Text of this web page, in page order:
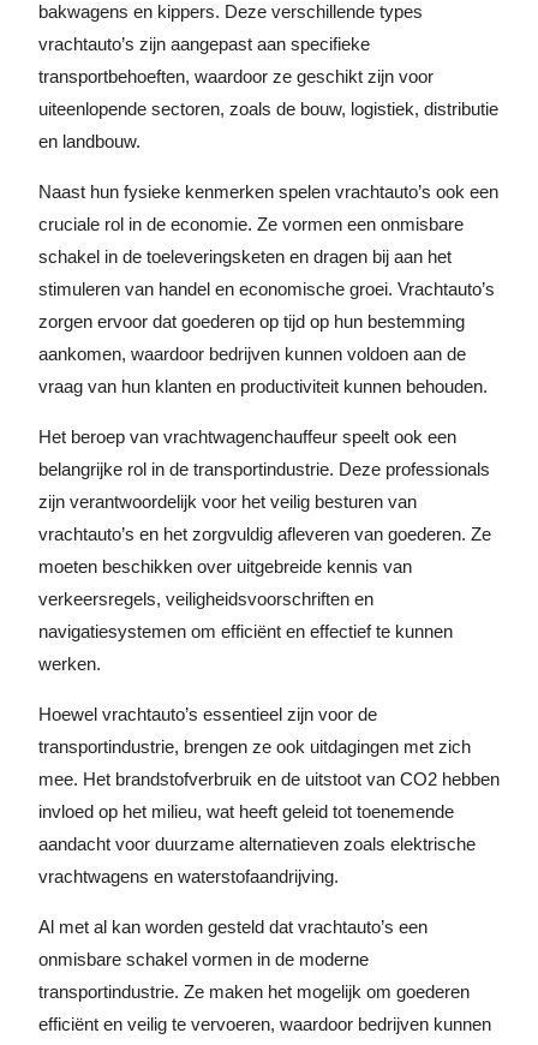
bakwagens en kippers. Deze verschillende types
vrachtauto’s zijn aangepast aan specifieke
transportbehoeften, waardoor ze geschikt zijn voor
uiteenlopende sectoren, zoals de bouw, logistiek, distributie
en landbouw.
Naast hun fysieke kenmerken spelen vrachtauto’s ook een
cruciale rol in de economie. Ze vormen een onmisbare
schakel in de toeleveringsketen en dragen bij aan het
stimuleren van handel en economische groei. Vrachtauto’s
zorgen ervoor dat goederen op tijd op hun bestemming
aankomen, waardoor bedrijven kunnen voldoen aan de
vraag van hun klanten en productiviteit kunnen behouden.
Het beroep van vrachtwagenchauffeur speelt ook een
belangrijke rol in de transportindustrie. Deze professionals
zijn verantwoordelijk voor het veilig besturen van
vrachtauto’s en het zorgvuldig afleveren van goederen. Ze
moeten beschikken over uitgebreide kennis van
verkeersregels, veiligheidsvoorschriften en
navigatiesystemen om efficiënt en effectief te kunnen
werken.
Hoewel vrachtauto’s essentieel zijn voor de
transportindustrie, brengen ze ook uitdagingen met zich
mee. Het brandstofverbruik en de uitstoot van CO2 hebben
invloed op het milieu, wat heeft geleid tot toenemende
aandacht voor duurzame alternatieven zoals elektrische
vrachtwagens en waterstofaandrijving.
Al met al kan worden gesteld dat vrachtauto’s een
onmisbare schakel vormen in de moderne
transportindustrie. Ze maken het mogelijk om goederen
efficiënt en veilig te vervoeren, waardoor bedrijven kunnen